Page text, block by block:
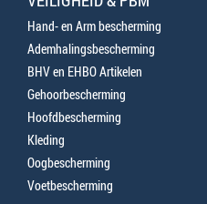
Hand- en Arm bescherming
Ademhalingsbescherming
BHV en EHBO Artikelen
Gehoorbescherming
Hoofdbescherming
Kleding
Oogbescherming
Voetbescherming